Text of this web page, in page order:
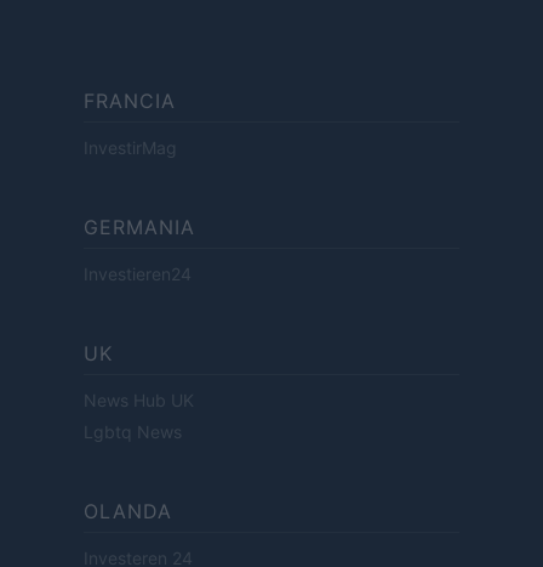
FRANCIA
InvestirMag
GERMANIA
Investieren24
UK
News Hub UK
Lgbtq News
OLANDA
Investeren 24